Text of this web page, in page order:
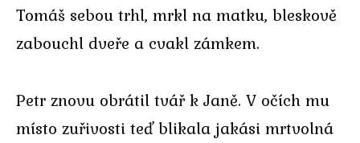
Tomáš sebou trhl, mrkl na matku, bleskově
zabouchl dveře a cvakl zámkem.
Petr znovu obrátil tvář k Janě. V očích mu
místo zuřivosti teď blikala jakási mrtvolná